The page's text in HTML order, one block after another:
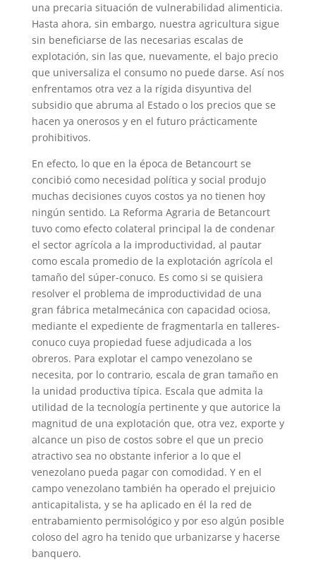
una precaria situación de vulnerabilidad alimenticia.
Hasta ahora, sin embargo, nuestra agricultura sigue
sin beneficiarse de las necesarias escalas de
explotación, sin las que, nuevamente, el bajo precio
que universaliza el consumo no puede darse. Así nos
enfrentamos otra vez a la rígida disyuntiva del
subsidio que abruma al Estado o los precios que se
hacen ya onerosos y en el futuro prácticamente
prohibitivos.
En efecto, lo que en la época de Betancourt se
concibió como necesidad política y social produjo
muchas decisiones cuyos costos ya no tienen hoy
ningún sentido. La Reforma Agraria de Betancourt
tuvo como efecto colateral principal la de condenar
el sector agrícola a la improductividad, al pautar
como escala promedio de la explotación agrícola el
tamaño del súper-conuco. Es como si se quisiera
resolver el problema de improductividad de una
gran fábrica metalmecánica con capacidad ociosa,
mediante el expediente de fragmentarla en talleres-
conuco cuya propiedad fuese adjudicada a los
obreros. Para explotar el campo venezolano se
necesita, por lo contrario, escala de gran tamaño en
la unidad productiva típica. Escala que admita la
utilidad de la tecnología pertinente y que autorice la
magnitud de una explotación que, otra vez, exporte y
alcance un piso de costos sobre el que un precio
atractivo sea no obstante inferior a lo que el
venezolano pueda pagar con comodidad. Y en el
campo venezolano también ha operado el prejuicio
anticapitalista, y se ha aplicado en él la red de
entrabamiento permisológico y por eso algún posible
coloso del agro ha tenido que urbanizarse y hacerse
banquero.